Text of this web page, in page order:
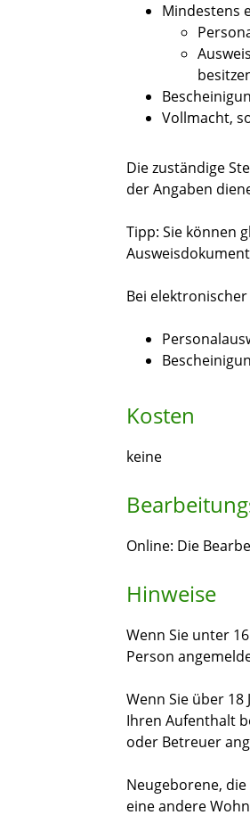
Mindestens
Vollmacht,
Die zuständige
der Angaben
Tipp: Sie können
Bei
Kosten
keine
Online: Die
Hinweise
Wenn Sie unter
Person
Wenn Sie über
Ihren Aufenthalt
oder Betreuer
Neugeborene,
eine andere